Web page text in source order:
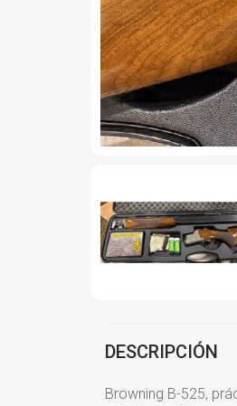
DESCRIPCIÓN
Browning B-525,